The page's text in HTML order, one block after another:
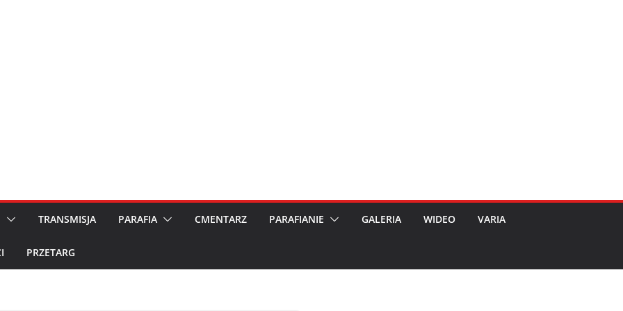
TRANSMISJA PARAFIA CMENTARZ PARAFIANIE GALERIA WIDEO VARIA
PRZETARG